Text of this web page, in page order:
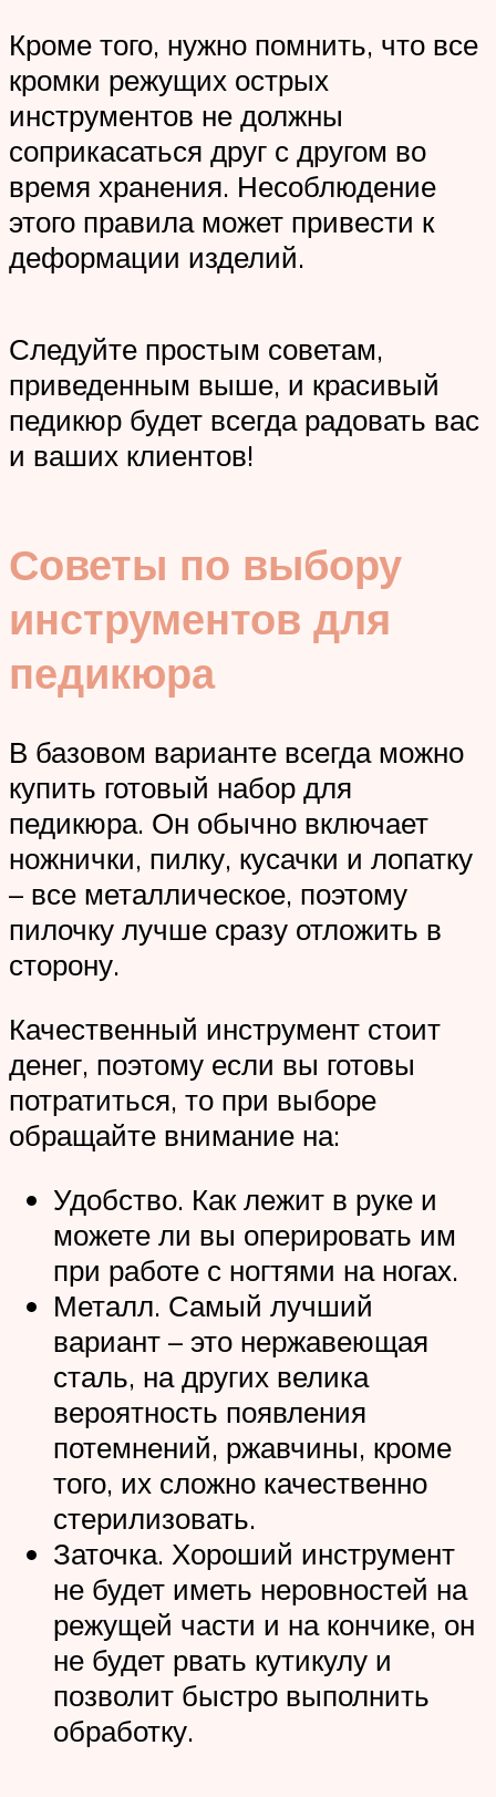
Кроме того, нужно помнить, что все
кромки режущих острых
инструментов не должны
соприкасаться друг с другом во
время хранения. Несоблюдение
этого правила может привести к
деформации изделий.
Следуйте простым советам,
приведенным выше, и красивый
педикюр будет всегда радовать вас
и ваших клиентов!
Советы по выбору
инструментов для
педикюра
В базовом варианте всегда можно
купить готовый набор для
педикюра. Он обычно включает
ножнички, пилку, кусачки и лопатку
– все металлическое, поэтому
пилочку лучше сразу отложить в
сторону.
Качественный инструмент стоит
денег, поэтому если вы готовы
потратиться, то при выборе
обращайте внимание на:
Удобство. Как лежит в руке и
можете ли вы оперировать им
при работе с ногтями на ногах.
Металл. Самый лучший
вариант – это нержавеющая
сталь, на других велика
вероятность появления
потемнений, ржавчины, кроме
того, их сложно качественно
стерилизовать.
Заточка. Хороший инструмент
не будет иметь неровностей на
режущей части и на кончике, он
не будет рвать кутикулу и
позволит быстро выполнить
обработку.